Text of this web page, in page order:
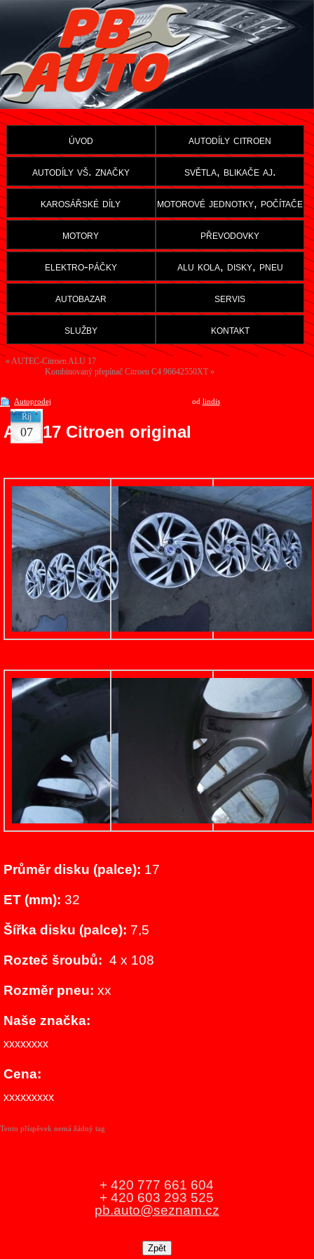
úvod autodíly citroen
autodíly vš. značky světla, blikače aj.
karosářské díly motorové jednotky, počítače
motory převodovky
elektro-páčky alu kola, disky, pneu
autobazar servis
služby kontakt
«AUTEC-Citroen ALU 17
Kombinovaný přepínač Citroen C4 96642550XT»
Říj
07
Autoprodej od lindis
ALU 17 Citroen original
Průměr disku (palce): 17
ET (mm): 32
Šířka disku (palce): 7,5
Rozteč šroubů: 4 x 108
Rozměr pneu: xx
Naše značka:
xxxxxxxx
Cena:
xxxxxxxxx
Tento příspěvek nemá žádný tag
+ 420 777 661 604
+ 420 603 293 525
pb.auto@seznam.cz